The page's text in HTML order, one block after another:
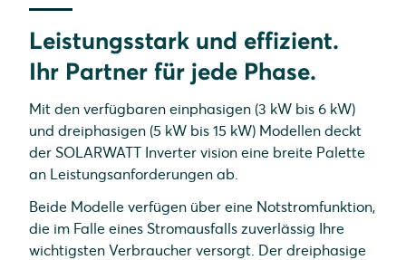
Leistungsstark und effizient.
Ihr Partner für jede Phase.
Mit den verfügbaren einphasigen (3 kW bis 6 kW)
und dreiphasigen (5 kW bis 15 kW) Modellen deckt
der SOLARWATT Inverter vision eine breite Palette
an Leistungsanforderungen ab.
Beide Modelle verfügen über eine Notstromfunktion,
die im Falle eines Stromausfalls zuverlässig Ihre
wichtigsten Verbraucher versorgt. Der dreiphasige